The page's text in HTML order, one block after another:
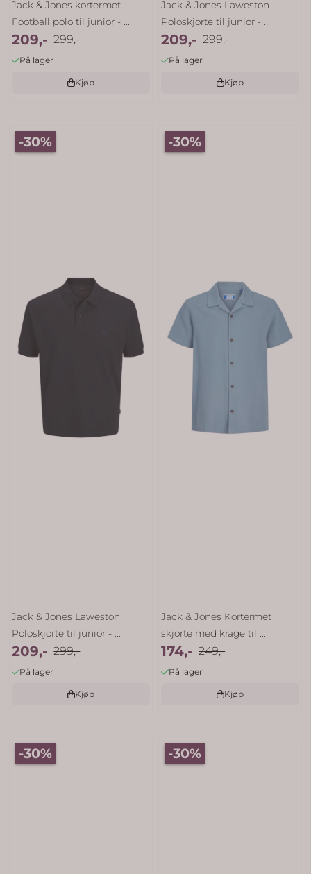
Jack & Jones kortermet
Football polo til junior - ...
209,- 299,-
På lager
Kjøp
Jack & Jones Laweston
Poloskjorte til junior - ...
209,- 299,-
På lager
Kjøp
-30%
Jack & Jones Laweston
Poloskjorte til junior - ...
209,- 299,-
På lager
Kjøp
-30%
Jack & Jones Kortermet
skjorte med krage til ...
174,- 249,-
På lager
Kjøp
-30% -30%